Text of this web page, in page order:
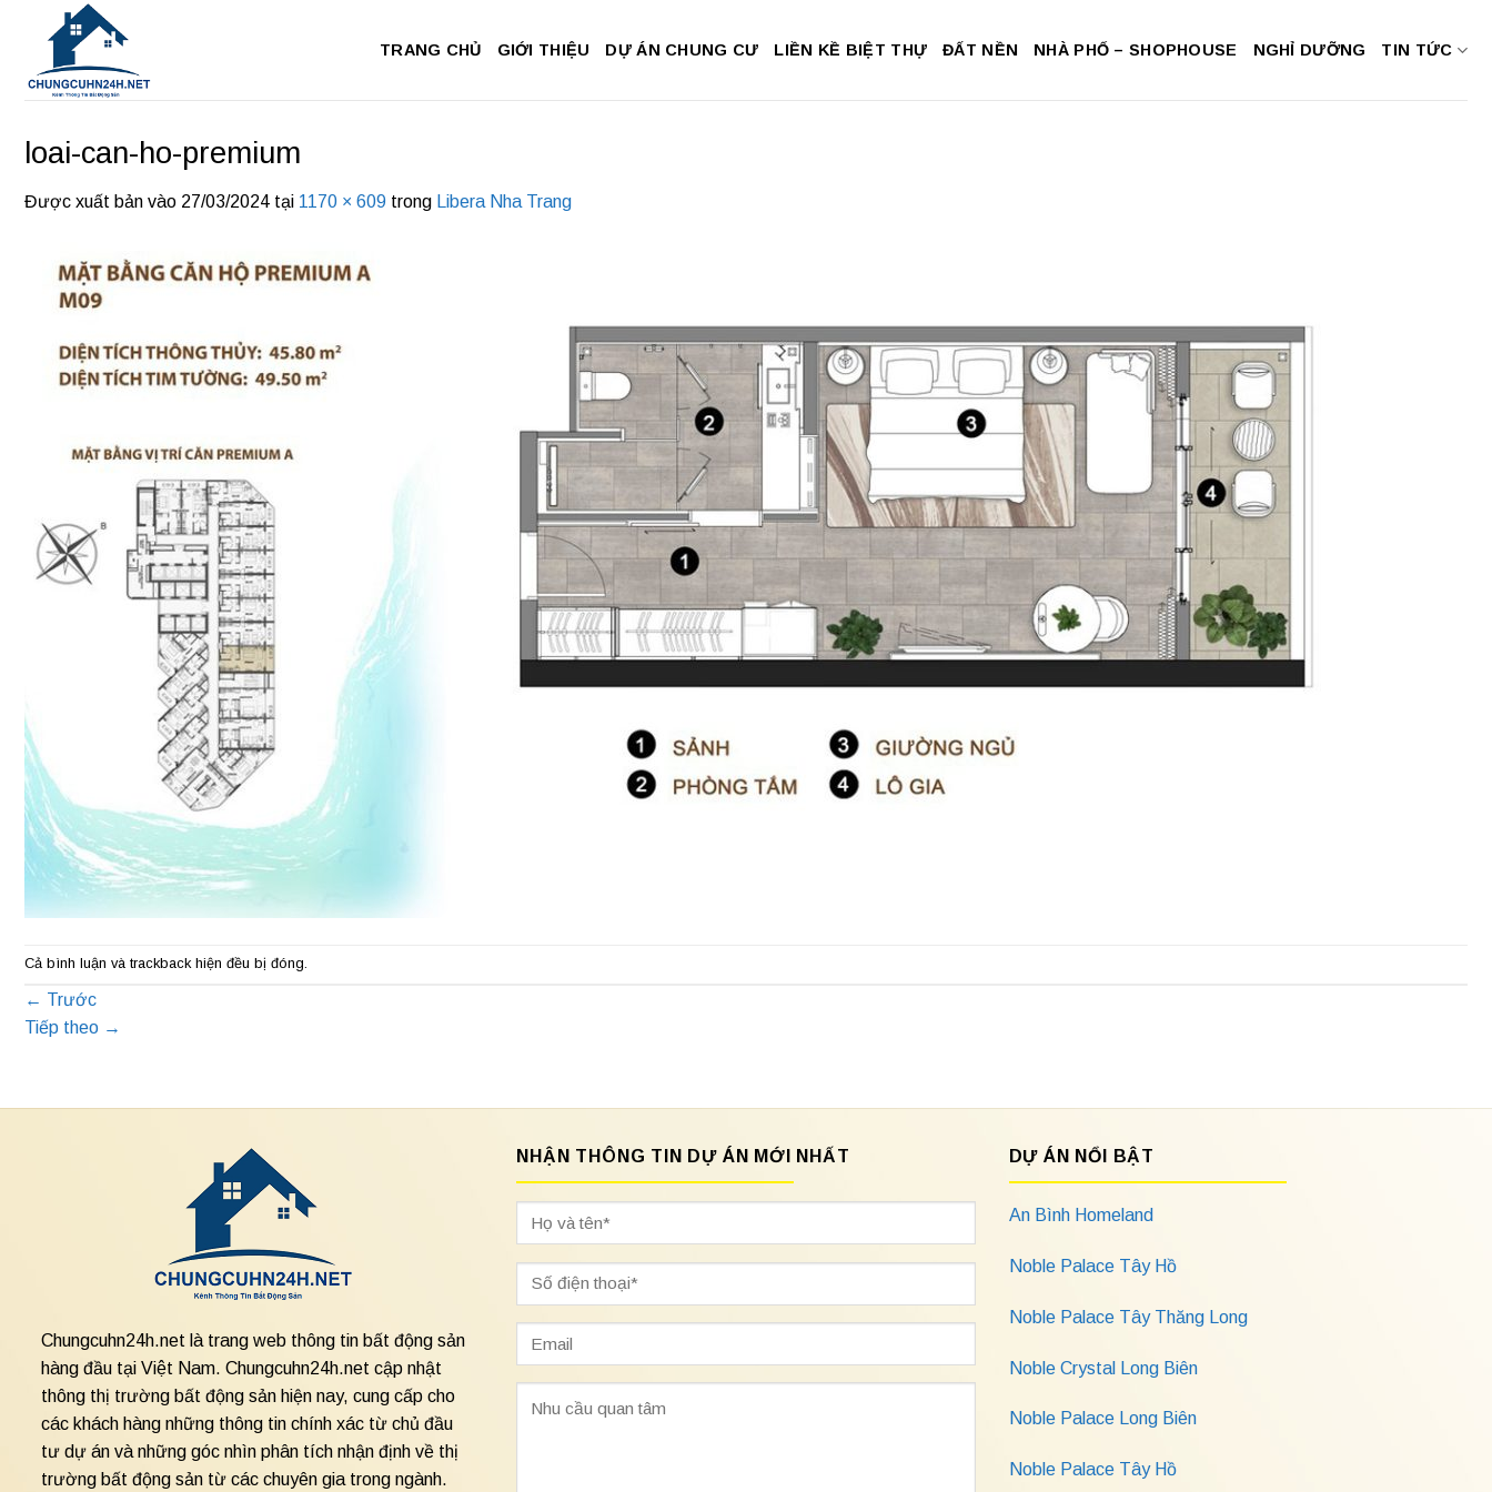
dung
TRANG CHỦ GIỚI THIỆU DỰ ÁN CHUNG CƯ LIỀN KỀ BIỆT THỰ ĐẤT NỀN NHÀ PHỐ – SHOPHOUSE NGHỈ DƯỠNG TIN TỨC
loai-can-ho-premium
Được xuất bản vào 27/03/2024 tại 1170 × 609 trong Libera Nha Trang
Cả bình luận và trackback hiện đều bị đóng.
← Trước
Tiếp theo →
Chungcuhn24h.net là trang web thông tin bất động sản
hàng đầu tại Việt Nam. Chungcuhn24h.net cập nhật
thông thị trường bất động sản hiện nay, cung cấp cho
các khách hàng những thông tin chính xác từ chủ đầu
tư dự án và những góc nhìn phân tích nhận định về thị
trường bất động sản từ các chuyên gia trong ngành.
NHẬN THÔNG TIN DỰ ÁN MỚI NHẤT DỰ ÁN NỔI BẬT
An Bình Homeland
Noble Palace Tây Hồ
Noble Palace Tây Thăng Long
Noble Crystal Long Biên
Noble Palace Long Biên
Noble Palace Tây Hồ